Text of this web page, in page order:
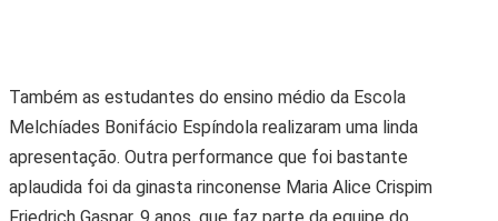
Também as estudantes do ensino médio da Escola
Melchíades Bonifácio Espíndola realizaram uma linda
apresentação. Outra performance que foi bastante
aplaudida foi da ginasta rinconense Maria Alice Crispim